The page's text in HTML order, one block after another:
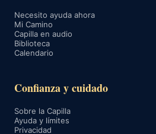
Necesito ayuda ahora
Mi Camino
Capilla en audio
Biblioteca
Calendario
Confianza y cuidado
Sobre la Capilla
Ayuda y límites
Privacidad